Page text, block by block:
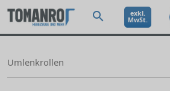
exkl.
MwSt.
Umlenkrollen